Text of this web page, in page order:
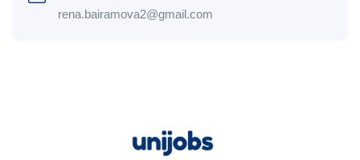
rena.bairamova2@gmail.com